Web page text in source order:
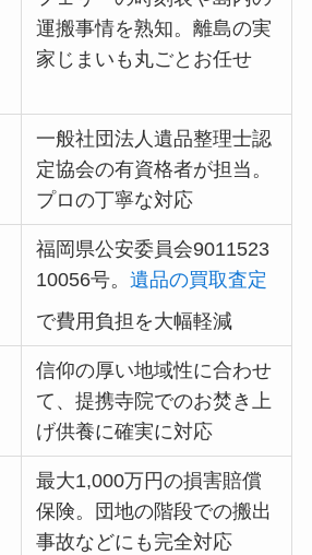
運搬事情を熟知。離島の実
家じまいも丸ごとお任せ
一般社団法人遺品整理士認
定協会の有資格者が担当。
プロの丁寧な対応
福岡県公安委員会9011523
10056号。遺品の買取査定
で費用負担を大幅軽減
信仰の厚い地域性に合わせ
て、提携寺院でのお焚き上
げ供養に確実に対応
最大1,000万円の損害賠償
保険。団地の階段での搬出
事故などにも完全対応